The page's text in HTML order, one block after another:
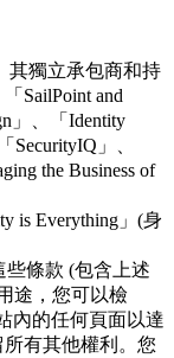
其獨立承包商和持
SailPoint and
」、「Identity
」、
the Business of
is Everything」(身
些條款 (包含上述
途，您可以檢
內的任何頁面以達
有其他權利。您